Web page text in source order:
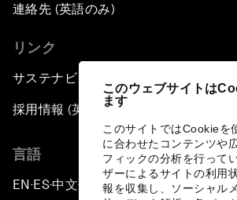
このウェブサイトは
ます
このサイトではCookieを
に合わせたコンテンツや
フィックの分析を行って
ザーによるサイトの利用
報を収集し、ソーシャル
連絡先 (英語のみ)
リンク
サステナビリティへの取り組み
採用情報 (英語のみ)
言語
EN ▪ES▪中文▪ 日本語